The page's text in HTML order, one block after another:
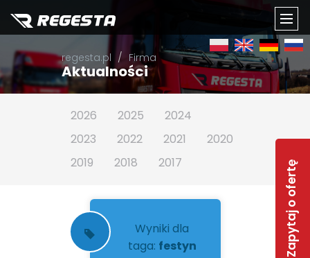
Zapytaj o ofertę
regesta.pl Firma
Aktualności
2026 2025
2024
2023
2022 2021
2020
2019
2018 2017
Wyniki dla
taga: festyn